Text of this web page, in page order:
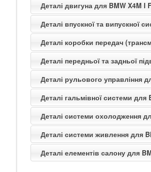
Деталі двигуна для BMW X4M I
Деталі впускної та випускної
Деталі коробки передач
Деталі передньої та задньої
Деталі рульового управління
Деталі гальмівної системи для
Деталі системи охолодження
Деталі системи живлення для
Деталі елементів салону для